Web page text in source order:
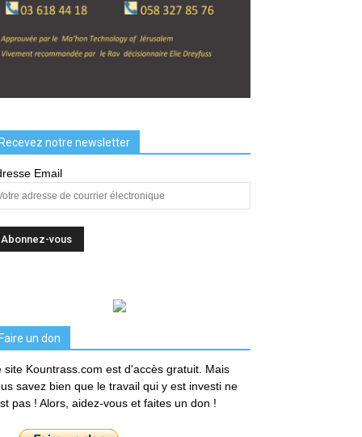
Recevez notre newsletter
Email
Faire un don
site Kountrass.com est d'accès gratuit. Mais
savez bien que le travail qui y est investi ne
pas ! Alors, aidez-vous et faites un don !